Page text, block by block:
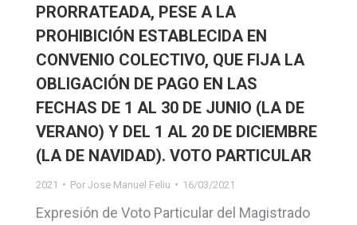
PRORRATEADA, PESE A LA
PROHIBICIÓN ESTABLECIDA EN
CONVENIO COLECTIVO, QUE FIJA LA
OBLIGACIÓN DE PAGO EN LAS
FECHAS DE 1 AL 30 DE JUNIO (LA DE
VERANO) Y DEL 1 AL 20 DE DICIEMBRE
(LA DE NAVIDAD). VOTO PARTICULAR
2021 Por Jose Manuel Feliu 16/03/2021
Expresión de Voto Particular del Magistrado